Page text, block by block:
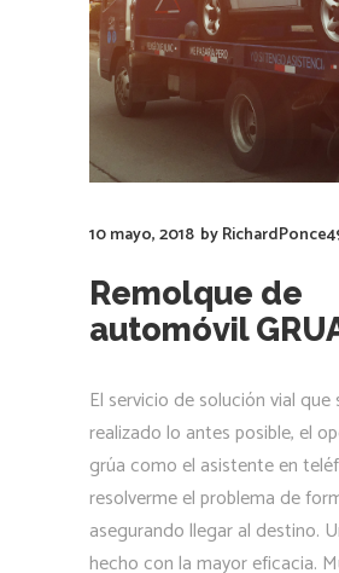
10 mayo, 2018 by
Remolque de
automóvil
El servicio de solución vial
realizado lo antes posible, el
grúa como el asistente en
resolverme el problema de
asegurando llegar al destino.
hecho con la mayor eficacia.